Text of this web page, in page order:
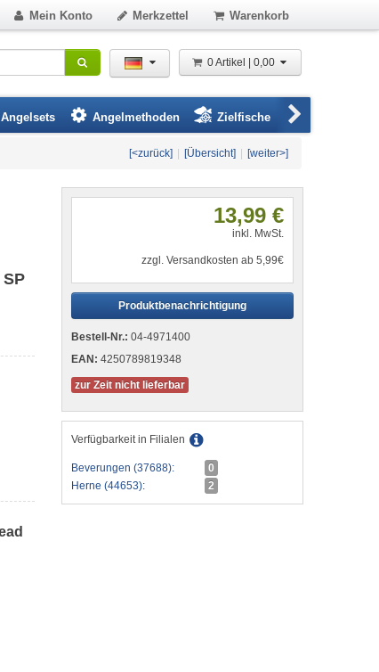
Mein Konto Merkzettel Warenkorb
0 Artikel | 0,00
Angelsets Angelmethoden Zielfische
[<zurück] [Übersicht] [weiter>]
13,99 €
inkl. MwSt.
zzgl. Versandkosten ab 5,99€
Produktbenachrichtigung
Bestell-Nr.: 04-4971400
EAN: 4250789819348
zur Zeit nicht lieferbar
Verfügbarkeit in Filialen
Beverungen (37688):
0
Herne (44653):
2